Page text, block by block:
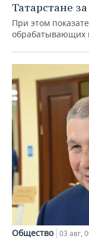
Татарстане
При этом
обрабатывающих
Общество 03 авг,